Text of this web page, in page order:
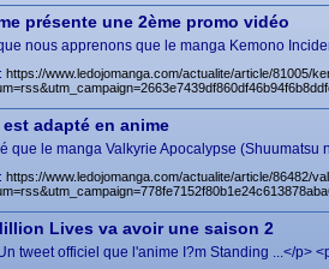
présente une 2ème promo vidéo
nous apprenons que le manga Kemono
https://www.ledojomanga.com/actualite/article/81005/
adapté en anime
que le manga Valkyrie Apocalypse
https://www.ledojomanga.com/actualite/article/86482/
Lives va avoir une saison 2
tweet officiel que l'anime I?m Standing ...</p>